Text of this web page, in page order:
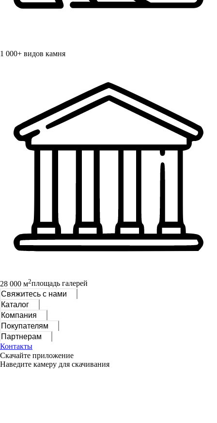
1 000+ видов камня
28 000 м2площадь галерей
Свяжитесь с нами
Каталог
Компания
Покупателям
Партнерам
Контакты
Скачайте приложение
Наведите камеру для скачивания